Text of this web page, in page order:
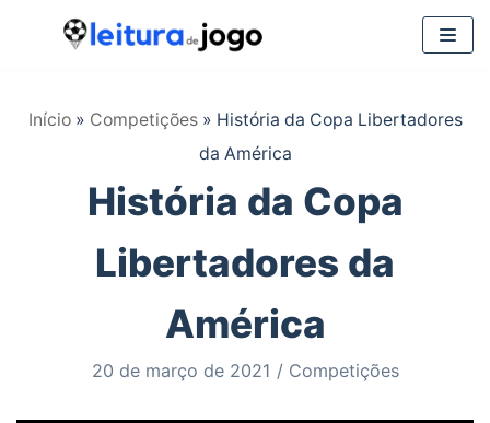
oInício» Competições» História da Copa Libertadores
da América
História da Copa
Libertadores da
América
20 de março de 2021 Competições